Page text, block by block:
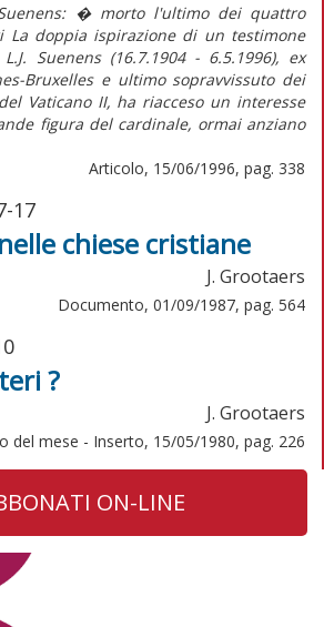
Suenens: � morto l'ultimo dei quattro
La doppia ispirazione di un testimone
Suenens (16.7.1904 - 6.5.1996), ex
Bruxelles e ultimo sopravvissuto dei
Vaticano II, ha riacceso un interesse
figura del cardinale, ormai anziano
Articolo, 15/06/1996, pag. 338
17
chiese cristiane
J. Grootaers
Documento, 01/09/1987, pag. 564
?
J. Grootaers
del mese - Inserto, 15/05/1980, pag. 226
ON-LINE